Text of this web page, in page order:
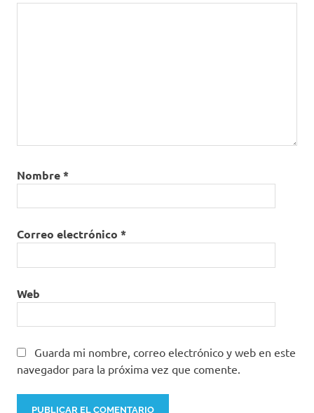
Nombre*
Correo electrónico *
Web
Guarda mi nombre, correo electrónico y web en este
navegador para la próxima vez que comente.